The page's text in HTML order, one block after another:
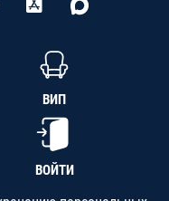
ВИП
ВОЙТИ